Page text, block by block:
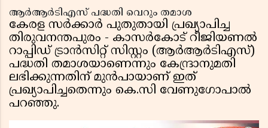
ആർആർടിഎസ് പദ്ധതി വെറും തമാശ
കേരള സർക്കാർ പുതുതായി പ്രഖ്യാപിച്ച
തിരുവനന്തപുരം - കാസർകോട് റീജിയണൽ
റാപ്പിഡ് ട്രാൻസിറ്റ് സിസ്റ്റം (ആർആർടിഎസ്)
പദ്ധതി തമാശയാണെന്നും കേന്ദ്രാനുമതി
ലഭിക്കുന്നതിന് മുൻപായാണ് ഇത്
പ്രഖ്യാപിച്ചതെന്നും കെ.സി വേണുഗോപാൽ
പറഞ്ഞു.